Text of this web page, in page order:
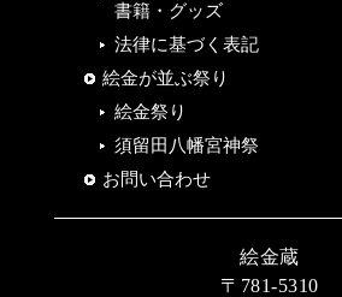
書籍・グッズ
法律に基づく表記
絵金が並ぶ祭り
絵金祭り
須留田八幡宮神祭
お問い合わせ
絵金蔵
〒781-5310